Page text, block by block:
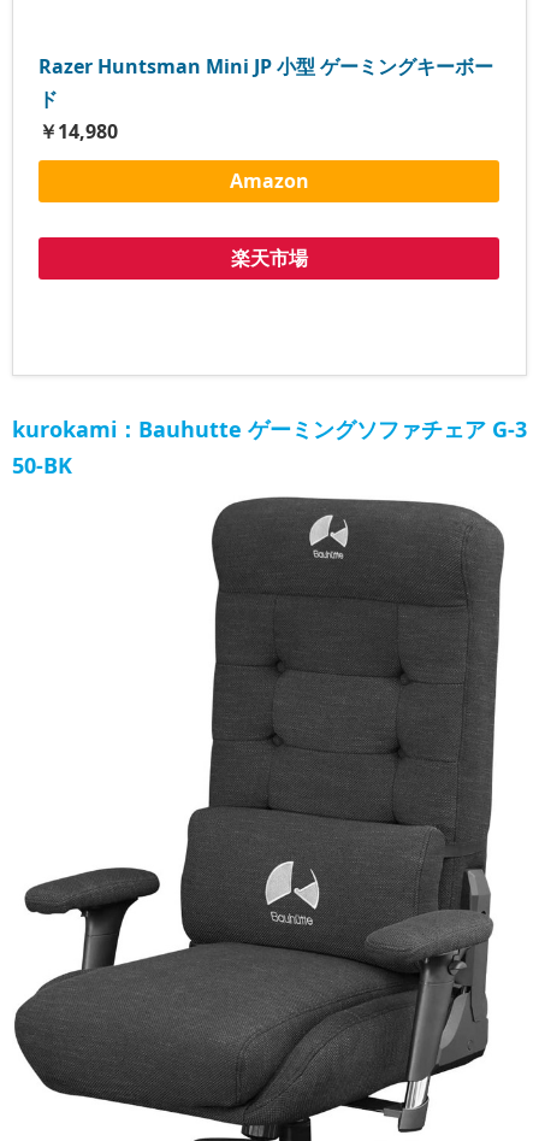
Razer Huntsman Mini JP 小型 ゲーミングキーボー
ド
￥14,980
Amazon
楽天市場
kurokami：Bauhutte ゲーミングソファチェア G-3
50-BK